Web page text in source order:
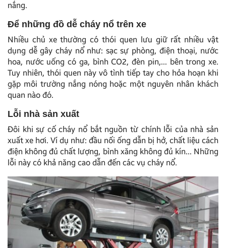
nắng.
Để những đồ dễ cháy nổ trên xe
Nhiều chủ xe thường có thói quen lưu giữ rất nhiều vật
dụng dễ gây cháy nổ như: sạc sự phòng, điện thoại, nước
hoa, nước uống có ga, bình CO2, đèn pin,… bên trong xe.
Tuy nhiên, thói quen này vô tình tiếp tay cho hỏa hoạn khi
gặp môi trường nắng nóng hoặc một nguyên nhân khách
quan nào đó.
Lỗi nhà sản xuất
Đôi khi sự cố cháy nổ bắt nguồn từ chính lỗi của nhà sản
xuất xe hơi. Ví dụ như: đầu nối ống dẫn bị hở, chất liệu cách
điện không đủ chất lượng, bình xăng không đủ kín… Những
lỗi này có khả năng cao dẫn đến các vụ cháy nổ.